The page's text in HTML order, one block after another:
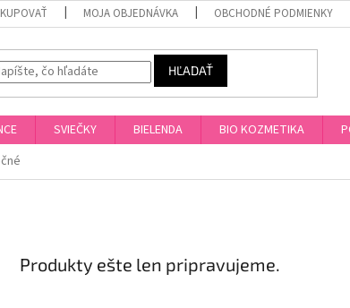
MOJA OBJEDNÁVKA OBCHODNÉ PODMIENKY
HĽADAŤ
SVIEČKY BIELENDA BIO KOZMETIKA
Produkty ešte len pripravujeme.